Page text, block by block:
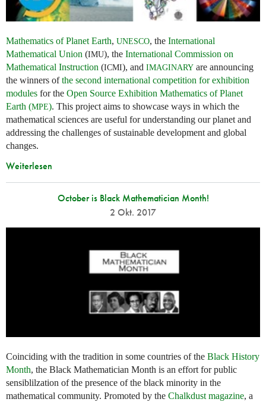
Mathematics of Planet Earth, UNESCO, the International
Mathematical Union (IMU), the International Commission on
Mathematical Instruction (ICMI), and IMAGINARY are announcing
the winners ofthe second international competition for exhibition
modules for the Open Source Exhibition Mathematics of Planet
Earth (MPE). This project aims to showcase ways in which the
mathematical sciences are useful for understanding our planet and
addressing the challenges of sustainable development and global
changes.
Weiterlesen
October is Black Mathematician Month!
2 Okt. 2017
Coinciding with the tradition in some countries of the Black History
Month, the Black Mathematician Month is an effort for public
sensiblilzation of the presence of the black minority in the
mathematical community. Promoted by the Chalkdust magazine, a